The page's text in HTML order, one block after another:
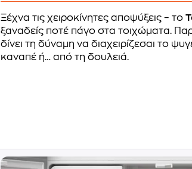
Ξέχνα τις χειροκίνητες αποψύξεις – το
ξαναδείς ποτέ πάγο στα τοιχώματα.
δίνει τη δύναμη να διαχειρίζεσαι το
καναπέ ή… από τη δουλειά.